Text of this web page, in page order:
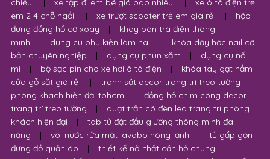
chiều
| xe tập đi em bé giá bao nhiêu |
xe ô tô điện trẻ
em 2 4 chỗ ngồi
| xe trượt scooter trẻ em giá rẻ |
hộp
đựng đồng hồ cơ xoay
|
khay bàn trà điện thông
minh
| dụng cụ phụ kiện làm nail |
khóa dạy học nail cơ
bản chuyên nghiệp
| dụng cụ phun xăm |
dụng cụ nối
mi
| bộ sạc pin cho xe hơi ô tô điện |
khóa tay gạt nắm
cửa gỗ sắt giá rẻ
|
tranh sắt decor trang trí treo tường
phòng khách hiện đại tphcm
|
đồng hồ chim công decor
trang trí treo tường
|
quạt trần có đèn led trang trí phòng
khách hiện đại
|
tab tủ đặt đầu giường thông minh đa
năng
| vòi nước rửa mặt lavabo nóng lạnh |
tủ gấp gọn
đựng đồ quần áo
|
thiết kế nội thất căn hộ chung